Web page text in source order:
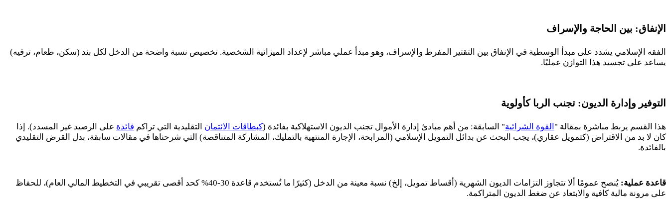
الإنفاق: بين الحاجة والإسراف
الفقه الإسلامي يشدد على مبدأ الوسطية في الإنفاق بين التقتير المفرط والإسراف، وهو مبدأ عملي مباشر لإعداد الميزانية الشخصية. تخصيص نسبة واضحة من الدخل لكل بند (سكن، طعام، ترفيه)
يساعد على تجسيد هذا التوازن عمليًا.
التوفير وإدارة الديون: تجنب الربا كأولوية
هذا القسم يربط مباشرة بمقالة " القوة الشرائية" السابقة: من أهم مبادئ إدارة الأموال تجنب الديون الاستهلاكية بفائدة (كبطاقات الائتمان التقليدية التي تراكم فائدة على الرصيد غير المسدد). إذا
كان لا بد من الاقتراض (كتمويل عقاري)، يجب البحث عن بدائل التمويل الإسلامي (المرابحة، الإجارة المنتهية بالتمليك، المشاركة المتناقصة) التي شرحناها في مقالات سابقة، بدل القرض التقليدي
بالفائدة.
قاعدة عملية: يُنصح عمومًا ألا تتجاوز التزامات الديون الشهرية (أقساط تمويل، إلخ) نسبة معينة من الدخل (كثيرًا ما تُستخدم قاعدة 30
-
40% كحد أقصى تقريبي في التخطيط المالي العام)، للحفاظ
على مرونة مالية كافية والابتعاد عن ضغط الديون المتراكمة.